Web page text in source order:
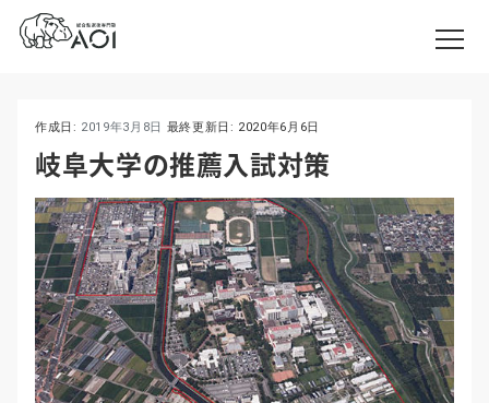
作成日: 2019年3月8日 最終更新日: 2020年6月6日
岐阜大学の推薦入試対策